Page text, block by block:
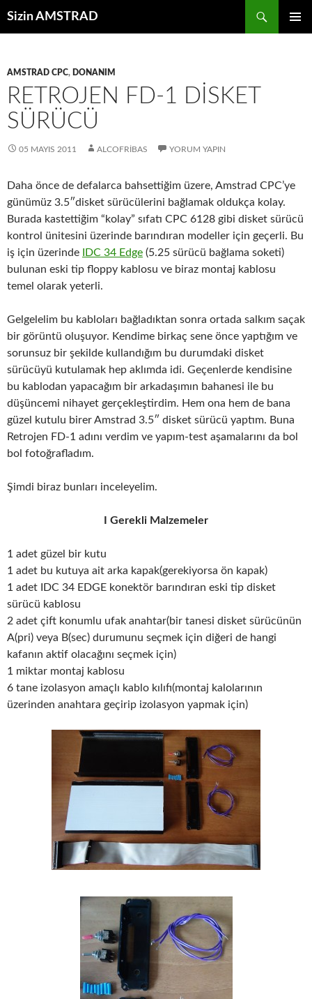
Sizin AMSTRAD
AMSTRAD CPC, DONANIM
RETROJEN FD-1 DISKET
SÜRÜCÜ
05 MAYIS 2011 ALCOFRIBAS YORUM YAPIN
Daha önce de defalarca bahsettiğim üzere, Amstrad CPC’ye
günümüz 3.5″disket sürücülerini bağlamak oldukça kolay.
Burada kastettiğim “kolay” sıfatı CPC 6128 gibi disket sürücü
kontrol ünitesini üzerinde barındıran modeller için geçerli. Bu
iş için üzerinde
IDC 34 Edge (5.25 sürücü bağlama soketi)
bulunan eski tip floppy kablosu ve biraz montaj kablosu
temel olarak yeterli.
Gelgelelim bu kabloları bağladıktan sonra ortada salkım saçak
bir görüntü oluşuyor. Kendime birkaç sene önce yaptığım ve
sorunsuz bir şekilde kullandığım bu durumdaki disket
sürücüyü kutulamak hep aklımda idi. Geçenlerde kendisine
bu kablodan yapacağım bir arkadaşımın bahanesi ile bu
düşüncemi nihayet gerçekleştirdim. Hem ona hem de bana
güzel kutulu birer Amstrad 3.5″ disket sürücü yaptım. Buna
Retrojen FD-1 adını verdim ve yapım-test aşamalarını da bol
bol fotoğrafladım.
Şimdi biraz bunları inceleyelim.
I Gerekli Malzemeler
1 adet güzel bir kutu
1 adet bu kutuya ait arka kapak(gerekiyorsa ön kapak)
1 adet IDC 34 EDGE konektör barındıran eski tip disket
sürücü kablosu
2 adet çift konumlu ufak anahtar(bir tanesi disket sürücünün
A(pri) veya B(sec) durumunu seçmek için diğeri de hangi
kafanın aktif olacağını seçmek için)
1 miktar montaj kablosu
6 tane izolasyon amaçlı kablo kılıfı(montaj kalolarının
üzerinden anahtara geçirip izolasyon yapmak için)